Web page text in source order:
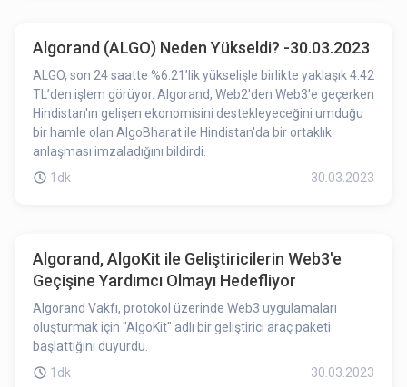
Algorand (ALGO) Neden Yükseldi? -30.03.2023
ALGO, son 24 saatte %6.21’lik yükselişle birlikte yaklaşık 4.42
TL’den işlem görüyor. Algorand, Web2'den Web3'e geçerken
Hindistan'ın gelişen ekonomisini destekleyeceğini umduğu
bir hamle olan AlgoBharat ile Hindistan'da bir ortaklık
anlaşması imzaladığını bildirdi.
1dk
30.03.2023
Algorand, AlgoKit ile Geliştiricilerin Web3'e
Geçişine Yardımcı Olmayı Hedefliyor
Algorand Vakfı, protokol üzerinde Web3 uygulamaları
oluşturmak için "AlgoKit" adlı bir geliştirici araç paketi
başlattığını duyurdu.
1dk
30.03.2023